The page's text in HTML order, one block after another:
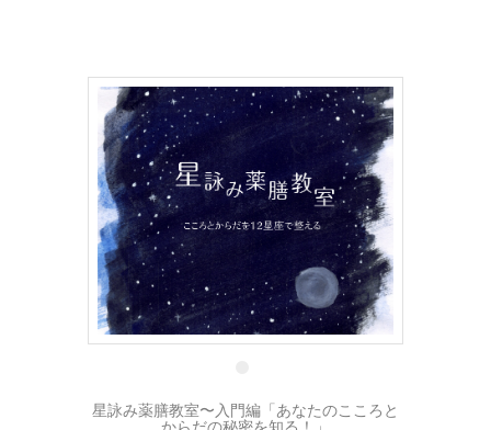
29 8月
星詠み薬膳教室〜入門編「あなたのこころと
からだの秘密を知る！」